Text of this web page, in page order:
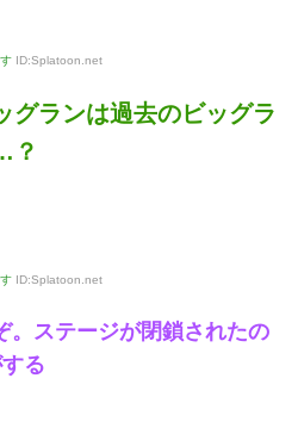
ID:Splatoon.net
グランは過去のビッグラ
？
ID:Splatoon.net
。ステージが閉鎖されたの
る